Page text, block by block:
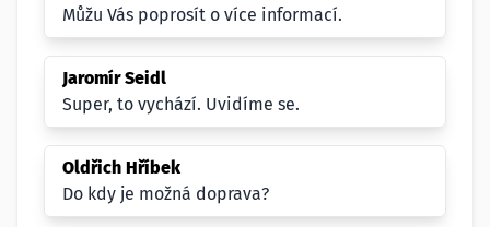
Můžu Vás poprosít o více informací.
Jaromír Seidl
Super, to vychází. Uvidíme se.
Oldřich Hříbek
Do kdy je možná doprava?